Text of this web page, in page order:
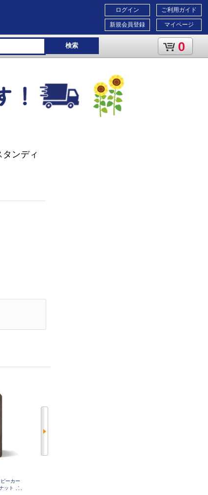
ご利用ガイド
マイページ
ログイン
新規会員登録
検索 0
ンディ
ーカー
ット ペ